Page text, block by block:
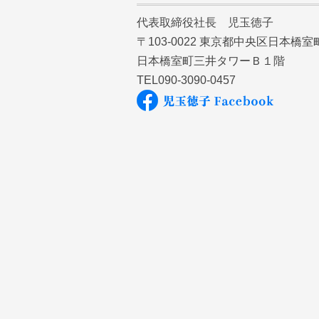
代表取締役社長 児玉徳子
〒103-0022 東京都中央区日本橋室
日本橋室町三井タワーＢ１階
TEL090-3090-0457